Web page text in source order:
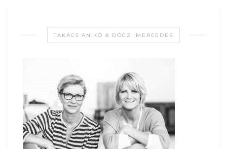
TAKÁCS ANIKÓ & DÓCZI MERCEDES